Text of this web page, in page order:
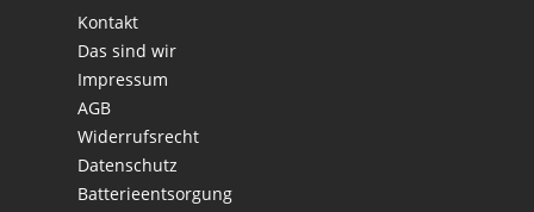
Kontakt
Das sind wir
Impressum
AGB
Widerrufsrecht
Datenschutz
Batterieentsorgung